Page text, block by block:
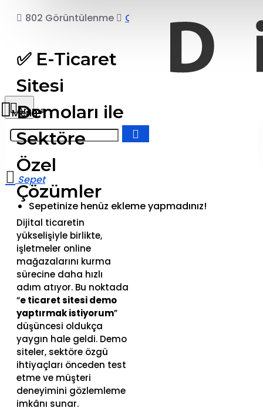
Sepetinize henüz ekleme yapmadınız!
802 Görüntülenme COPRO
✅ E-Ticaret
Sitesi
Demoları ile
Sektöre
Özel
Çözümler
Dijital ticaretin
yükselişiyle birlikte,
işletmeler online
mağazalarını kurma
sürecine daha hızlı
adım atıyor. Bu noktada
“e ticaret sitesi demo
yaptırmak istiyorum”
düşüncesi oldukça
yaygın hale geldi. Demo
siteler, sektöre özgü
ihtiyaçları önceden test
etme ve müşteri
deneyimini gözlemleme
imkânı sunar.